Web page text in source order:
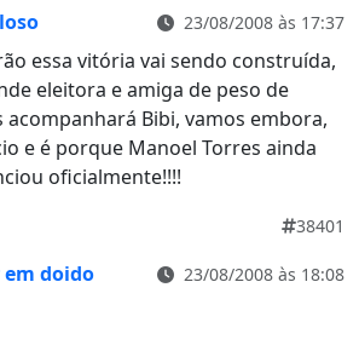
23/08/2008 às 17:37
essa vitória vai sendo construída,
eleitora e amiga de peso de
acompanhará Bibi, vamos embora,
e é porque Manoel Torres ainda
oficialmente!!!!
38401
em doido 23/08/2008 às 18:08